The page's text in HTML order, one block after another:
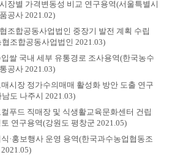
장별 가격변동성 비교 연구용역(서울특별시
공사 2021.02)
조합공동사업법인 중장기 발전 계획 수립
조합공동사업법인 2021.03)
쌀 국내 세부 유통경로 조사용역(한국농수
공사 2021.03)
시장 정가수의매매 활성화 방안 도출 연구
도 나주시 2021.03)
푸드 직매장 및 식생활교육문화센터 건립
연구용역(강원도 평창군 2021.05)
·홍보행사 운영 용역(한국과수농업협동조